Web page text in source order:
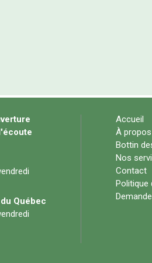
Accueil
À propos
Bottin
Nos
Contact
Politique
Québec